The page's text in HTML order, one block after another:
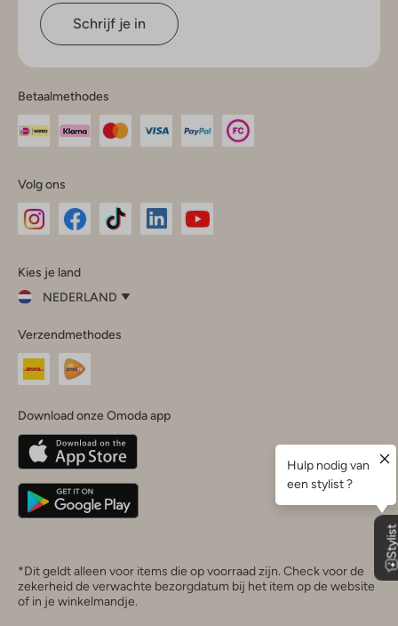
Schrijf je in
Betaalmethodes
Volg ons
InstagramFacebook
Kies je land
NEDERLAND
je
land
Nederland
Belgique(Français)
Deutschland
Verzendmethodes
Download onze Omoda app
*Dit geldt alleen voor items die op voorraad zijn. Check voor de
zekerheid de verwachte bezorgdatum bij het item op de website
of in je winkelmandje.